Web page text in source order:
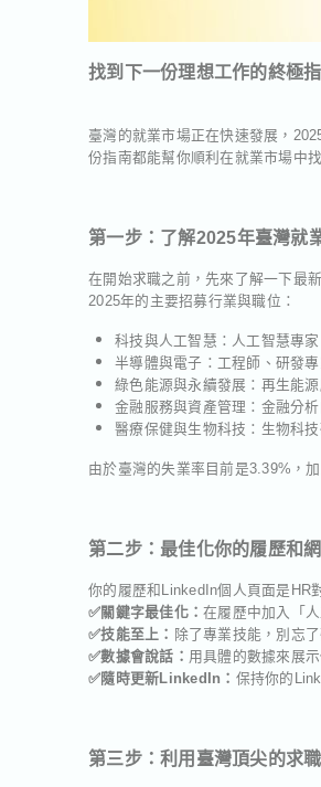
找到下一份理想工作的終極
臺灣的就業市場正在快速發展，
份指南都能幫你順利在就業市場中
第一步：了解2025年臺灣就
在開始求職之前，先來了解一下最
2025年的主要招募行業與職位：
科技與人工智慧：人工智慧專
半導體與電子：工程師、研發
綠色能源與永續發展：再生能
金融服務與資產管理：金融分
醫療保健與生物科技：生物科
由於臺灣的失業率目前是3.39%，
第二步：最佳化你的履歷和
你的履歷和LinkedIn個人頁面是HR
✅關鍵字最佳化： 在履歷中加入「
✅技能至上： 除了專業技能，別忘
✅數據會說話： 用具體的數據來展
✅隨時更新LinkedIn： 保持你的
第三步：利用臺灣頂尖的求